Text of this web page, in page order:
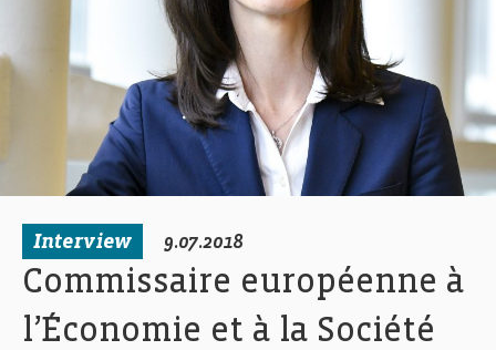
Interview 9.07.2018
Commissaire européenne à
l’Économie et à la Société